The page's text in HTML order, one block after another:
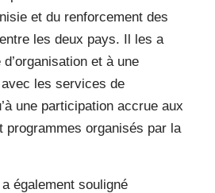
et du renforcement des
les deux pays. Il les a
et à une
les services de
une participation accrue aux
programmes organisés par la
également souligné